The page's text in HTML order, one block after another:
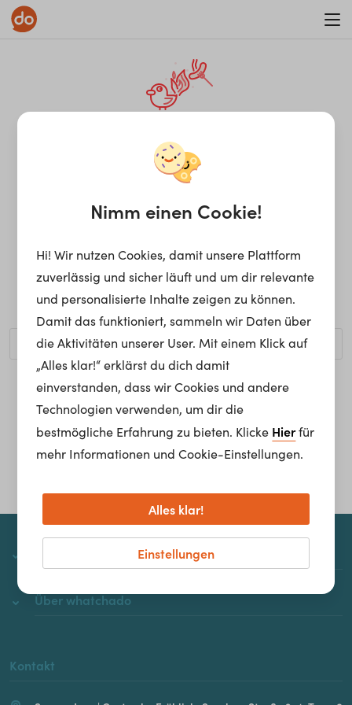
¡Ay, caramba! Seite nicht
gefunden.
Ups, die gewünschte Seite kann nicht gefunden werden.
Möchtest du nach einem bestimmten Begriff suchen?
Homepage
Über whatchado
Kontakt
Nimm einen Cookie!
Hi! Wir nutzen Cookies, damit unsere Plattform
zuverlässig und sicher läuft und um dir relevante
und personalisierte Inhalte zeigen zu können.
Damit das funktioniert, sammeln wir Daten über
die Aktivitäten unserer User. Mit einem Klick auf
„Alles klar!“ erklärst du dich damit
einverstanden, dass wir Cookies und andere
Technologien verwenden, um dir die
bestmögliche Erfahrung zu bieten. Klicke Hierfür
mehr Informationen und Cookie-Einstellungen.
Einstellungen
Alles klar!